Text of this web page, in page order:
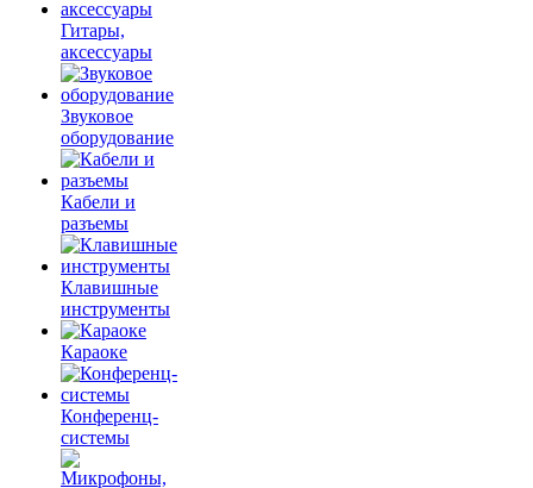
Гитары,
аксессуары
Звуковое
оборудование
Кабели и
разъемы
Клавишные
инструменты
Караоке
Конференц-
системы